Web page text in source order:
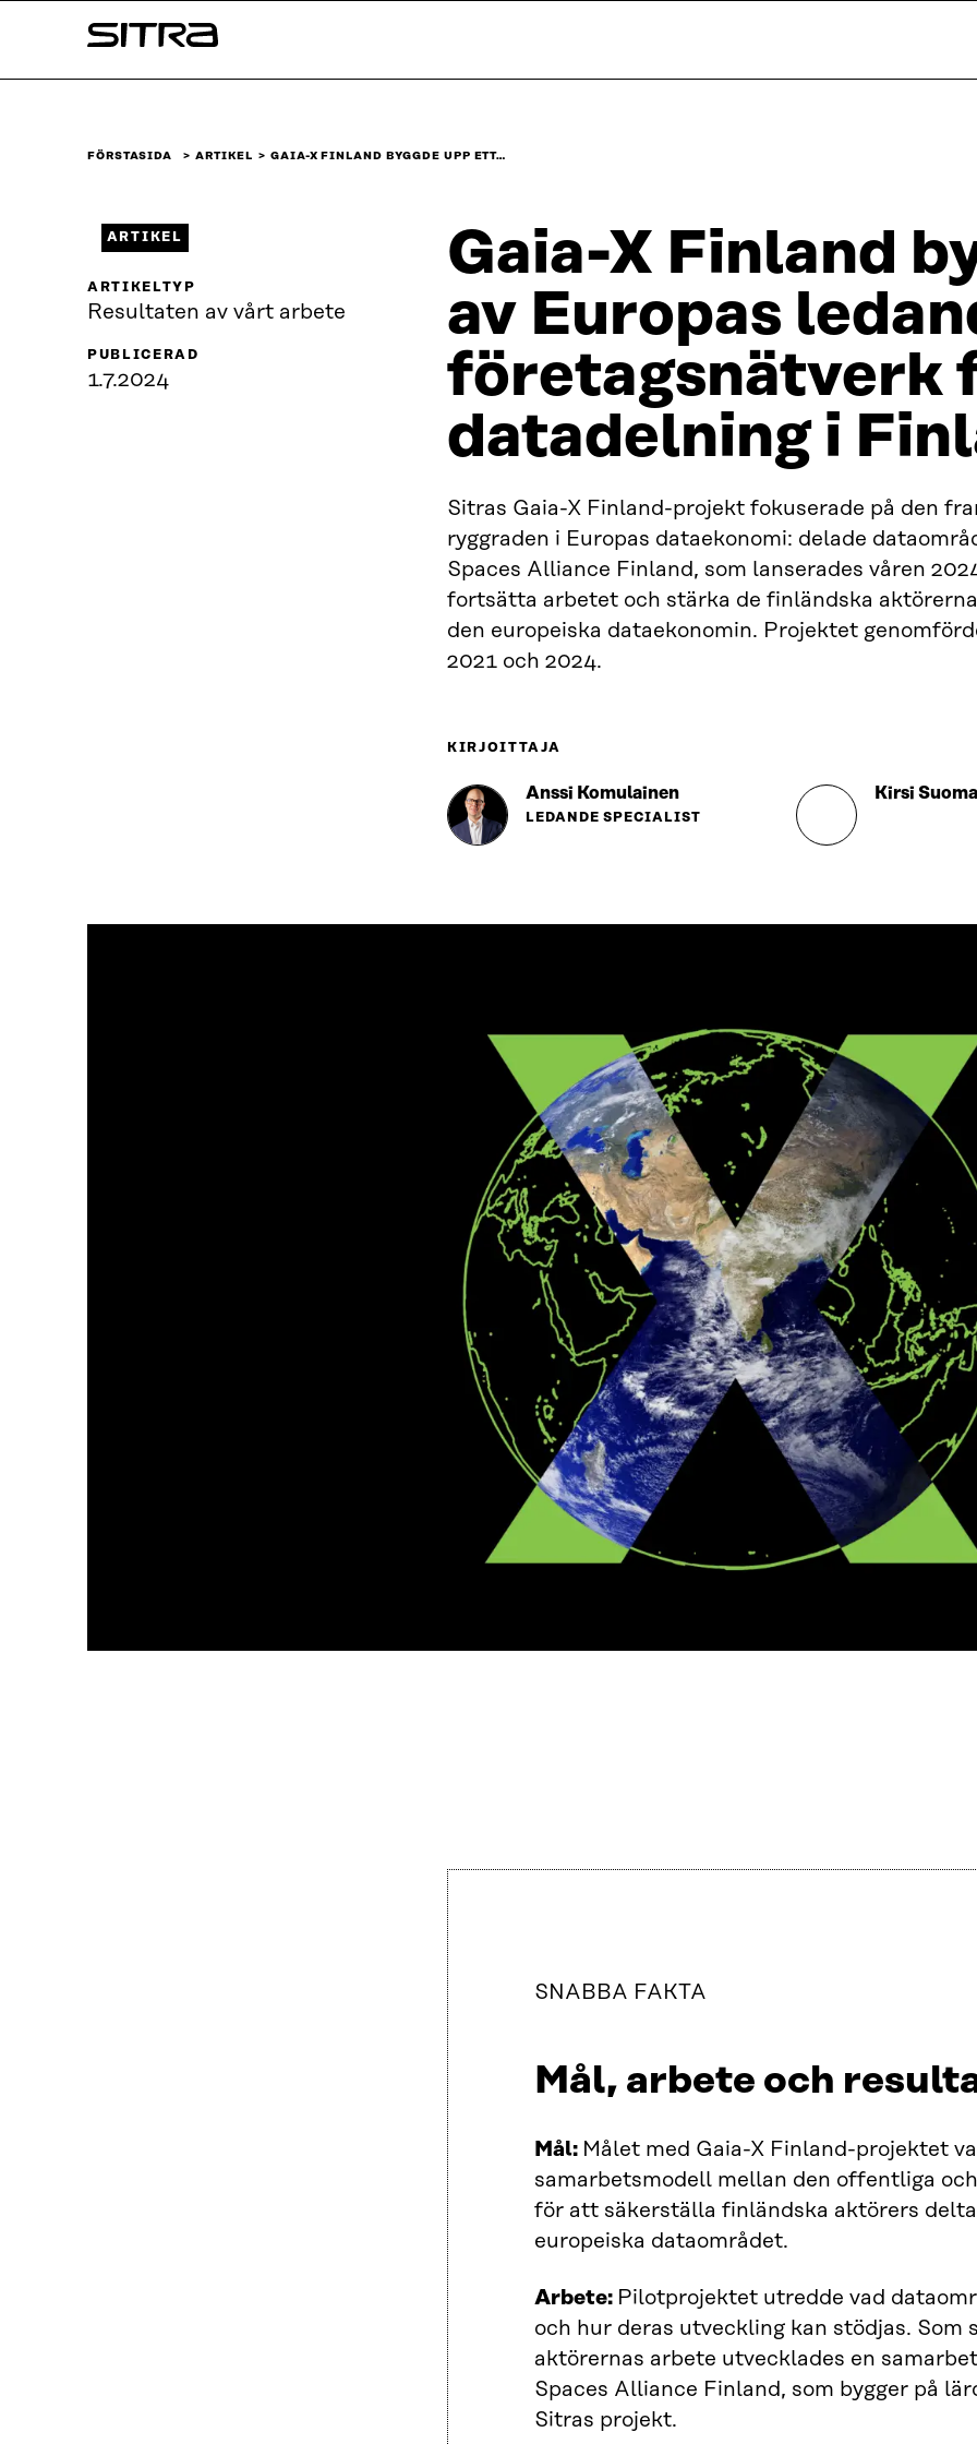
↓
Sitra
FÖRSTASIDA ARTIKEL GAIA-X FINLAND BYGGDE UPP ETT…
Gaia-X Finland
av Europas
företagsnätverk
datadelning i
Sitras Gaia-X Finland-projekt fokuserade på den
ryggraden i Europas dataekonomi: delade
Spaces Alliance Finland, som lanserades våren
fortsätta arbetet och stärka de finländska
den europeiska dataekonomin. Projektet
2021 och 2024.
KIRJOITTAJA
Anssi Komulainen
LEDANDE SPECIALIST
Kirsi
ARTIKEL
ARTIKELTYP
Resultaten av vårt arbete
PUBLICERAD
1.7.2024
SNABBA FAKTA
Mål, arbete och
Mål: Målet med Gaia-X Finland-projektet
samarbetsmodell mellan den offentliga
för att säkerställa finländska aktörers
europeiska dataområdet.
Arbete: Pilotprojektet utredde vad
och hur deras utveckling kan stödjas. Som
aktörernas arbete utvecklades en
Spaces Alliance Finland, som bygger på
Sitras projekt.